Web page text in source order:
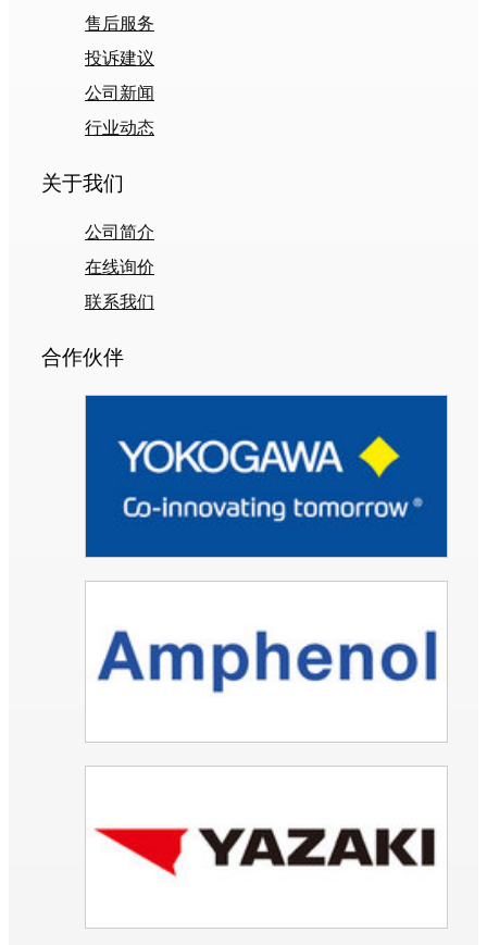
售后服务
投诉建议
公司新闻
行业动态
关于我们
公司简介
在线询价
联系我们
合作伙伴